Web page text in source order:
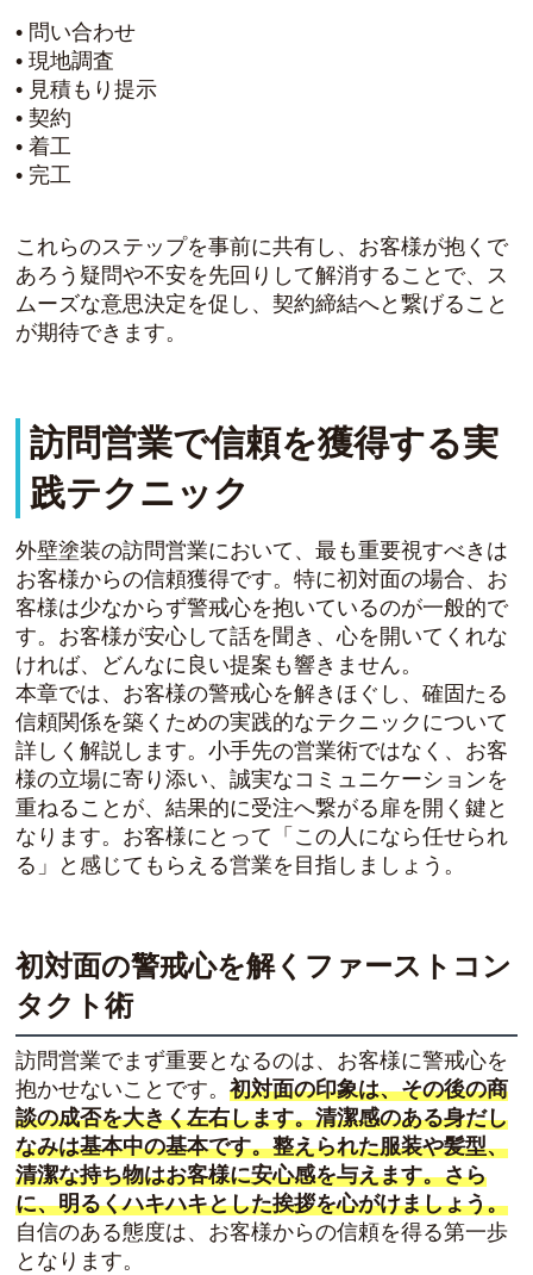
• 問い合わせ
• 現地調査
• 見積もり提示
• 契約
• 着工
• 完工
これらのステップを事前に共有し、お客様が抱くで
あろう疑問や不安を先回りして解消することで、ス
ムーズな意思決定を促し、契約締結へと繋げること
が期待できます。
訪問営業で信頼を獲得する実
践テクニック
外壁塗装の訪問営業において、最も重要視すべきは
お客様からの信頼獲得です。特に初対面の場合、お
客様は少なからず警戒心を抱いているのが一般的で
す。お客様が安心して話を聞き、心を開いてくれな
ければ、どんなに良い提案も響きません。
本章では、お客様の警戒心を解きほぐし、確固たる
信頼関係を築くための実践的なテクニックについて
詳しく解説します。小手先の営業術ではなく、お客
様の立場に寄り添い、誠実なコミュニケーションを
重ねることが、結果的に受注へ繋がる扉を開く鍵と
なります。お客様にとって「この人になら任せられ
る」と感じてもらえる営業を目指しましょう。
初対面の警戒心を解くファーストコン
タクト術
訪問営業でまず重要となるのは、お客様に警戒心を
抱かせないことです。初対面の印象は、その後の商
談の成否を大きく左右します。清潔感のある身だし
なみは基本中の基本です。整えられた服装や髪型、
清潔な持ち物はお客様に安心感を与えます。さら
に、明るくハキハキとした挨拶を心がけましょう。
自信のある態度は、お客様からの信頼を得る第一歩
となります。